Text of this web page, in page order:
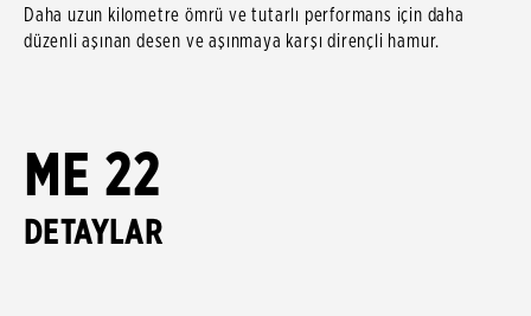
Daha uzun kilometre ömrü ve tutarlı performans için daha
düzenli aşınan desen ve aşınmaya karşı dirençli hamur.
ME 22
DETAYLAR